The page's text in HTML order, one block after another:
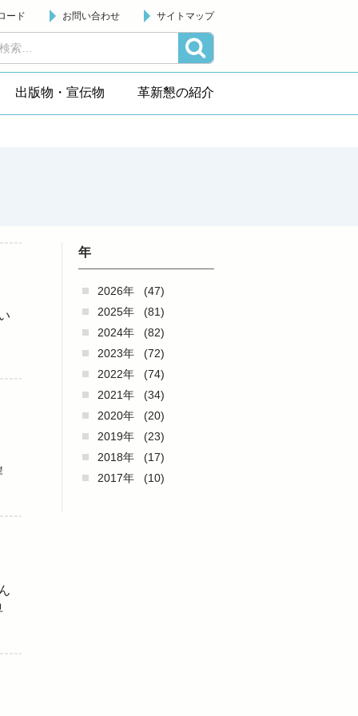
ード お問い合わせ サイトマップ
出版物・宣伝物 革新懇の紹介
年
2026年
(47)
2025年
(81)
2024年
(82)
2023年
(72)
2022年
(74)
2021年
(34)
2020年
(20)
2019年
(23)
2018年
(17)
2017年
(10)